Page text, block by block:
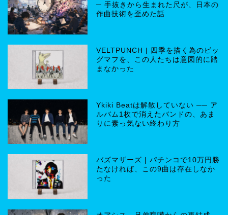
─ 手抜きから生まれた尺が、日本の
作曲技術を歪めた話
VELTPUNCH | 四季を描く為のビッ
グマフを、この人たちは意図的に踏
まなかった
Ykiki Beatは解散していない ── ア
ルバム1枚で消えたバンドの、あま
りに素っ気ない終わり方
バズマザーズ | パチンコで10万円勝
たなければ、この9曲は存在しなか
った